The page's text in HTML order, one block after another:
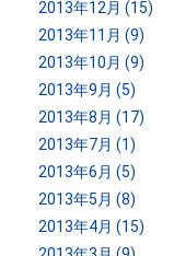
2013年12月 (15)
2013年11月 (9)
2013年10月 (9)
2013年9月 (5)
2013年8月 (17)
2013年7月 (1)
2013年6月 (5)
2013年5月 (8)
2013年4月 (15)